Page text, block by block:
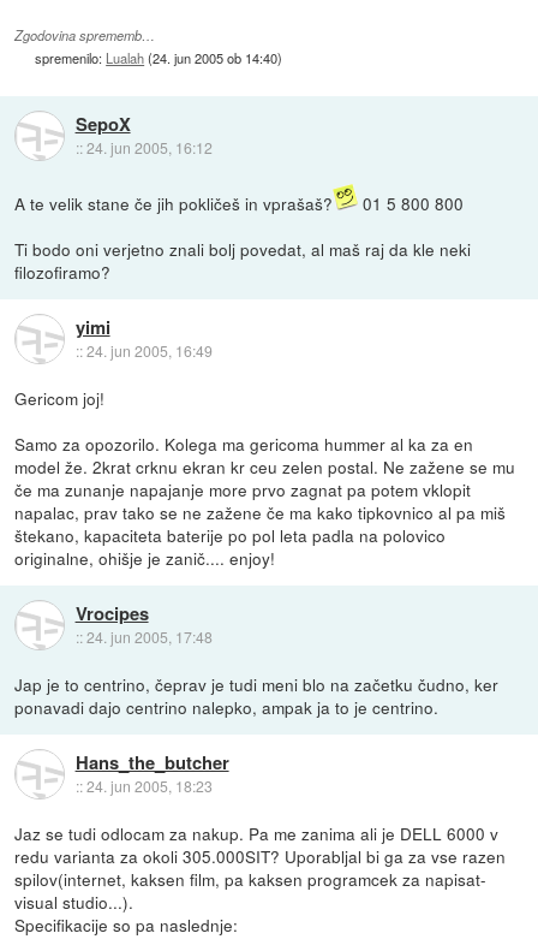
Zgodovina sprememb…
spremenilo: Lualah(24. jun 2005 ob 14:40)
SepoX
::24. jun 2005, 16:12
A te velik stane če jih pokličeš in vprašaš?
01 5 800 800
Ti bodo oni verjetno znali bolj povedat, al maš raj da kle neki
filozofiramo?
yimi
::24. jun 2005, 16:49
Gericom joj!
Samo za opozorilo. Kolega ma gericoma hummer al ka za en
model že. 2krat crknu ekran kr ceu zelen postal. Ne zažene se mu
če ma zunanje napajanje more prvo zagnat pa potem vklopit
napalac, prav tako se ne zažene če ma kako tipkovnico al pa miš
štekano, kapaciteta baterije po pol leta padla na polovico
originalne, ohišje je zanič.... enjoy!
Vrocipes
::24. jun 2005, 17:48
Jap je to centrino, čeprav je tudi meni blo na začetku čudno, ker
ponavadi dajo centrino nalepko, ampak ja to je centrino.
Hans_the_butcher
::24. jun 2005, 18:23
Jaz se tudi odlocam za nakup. Pa me zanima ali je DELL 6000 v
redu varianta za okoli 305.000SIT? Uporabljal bi ga za vse razen
spilov(internet, kaksen film, pa kaksen programcek za napisat-
visual studio...).
Specifikacije so pa naslednje: